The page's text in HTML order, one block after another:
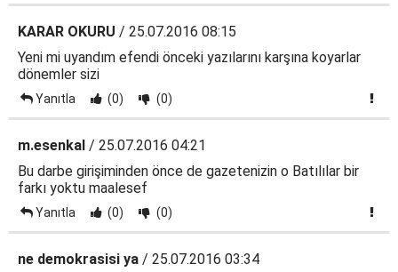
KARAR OKURU / 25.07.2016 08:15
Yeni mi uyandım efendi önceki yazılarını karşına koyarlar
dönemler sizi
Yanıtla (0) (0)
m.esenkal / 25.07.2016 04:21
Bu darbe girişiminden önce de gazetenizin o Batılılar bir
farkı yoktu maalesef
Yanıtla (0) (0)
ne demokrasisi ya / 25.07.2016 03:34